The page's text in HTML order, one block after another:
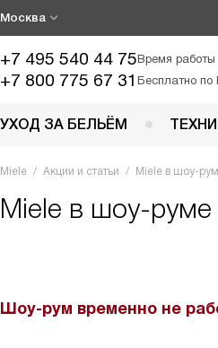
Москва
+7 495 540 44 75Время работы
+7 800 775 67 31 Бесплатно по
УХОД ЗА БЕЛЬЁМ
Miele Акции и статьи Miele в шоу-
Miele в шоу-руме
Шоу-рум временно не